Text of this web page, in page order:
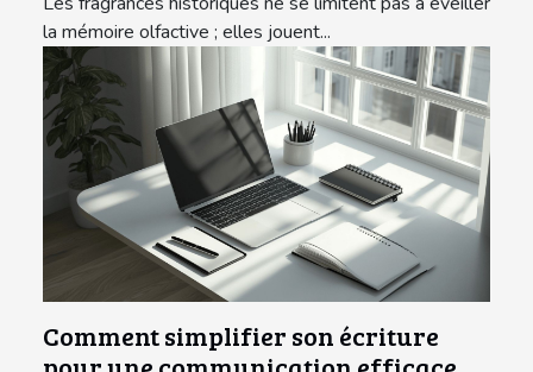
la mémoire olfactive ; elles jouent...
Comment simplifier son écriture